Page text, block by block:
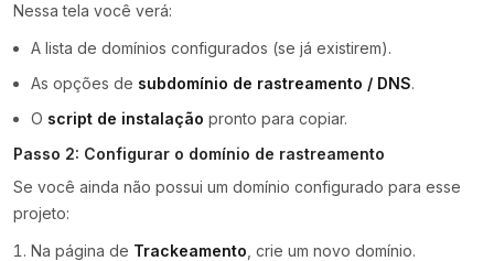
Nessa tela você verá:
A lista de domínios configurados (se já existirem).
As opções de subdomínio de rastreamento / DNS.
O script de instalação pronto para copiar.
Passo 2: Configurar o domínio de rastreamento
Se você ainda não possui um domínio configurado para esse
projeto:
Na página de Trackeamento , crie um novo domínio.